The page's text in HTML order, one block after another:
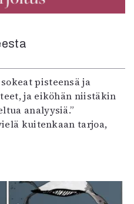
pisteensä ja
ja eiköhän niistäkin
analyysiä.”
kuitenkaan tarjoa,